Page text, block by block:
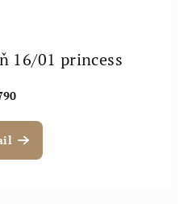
16/01 princess